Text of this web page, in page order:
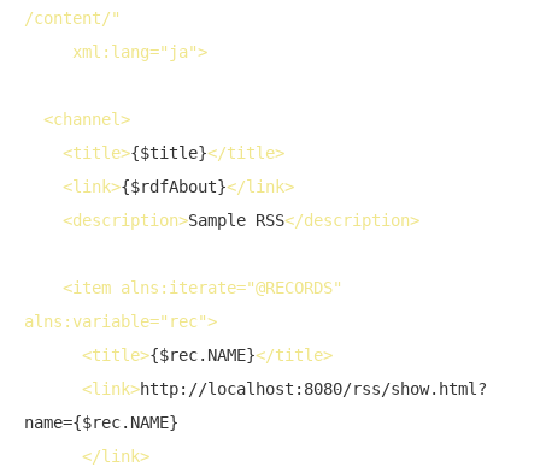
/content/"
xml:lang="ja">
<channel>
<title>{$title}</title>
<link>{$rdfAbout}</link>
<description>Sample RSS</description>
<item alns:iterate
alns:variable="rec">
<title>{$rec.NAME}</title>
<link>http://localhost:8080/rss/show.html?
name={$rec.NAME}
</link>